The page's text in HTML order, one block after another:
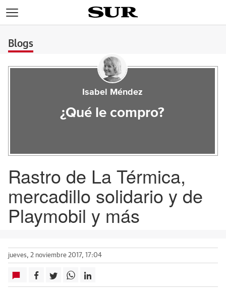
Blogs
Isabel Méndez
¿Qué le compro?
Rastro de La Térmica,
mercadillo solidario y de
Playmobil y más
jueves, 2 noviembre 2017, 17:04